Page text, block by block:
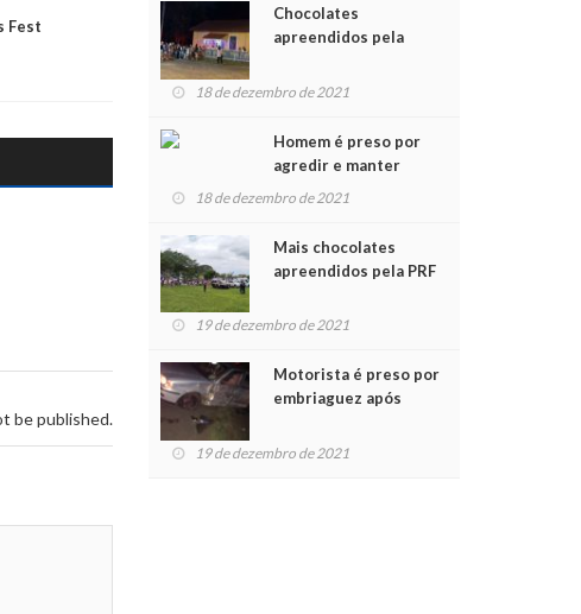
Fest
be published.
Chocolates
apreendidos pela
para crianças na
18 de dezembro de 2021
Homem é preso por
agredir e manter
mulher em cárcere
18 de dezembro de 2021
Mais chocolates
apreendidos pela PRF
crianças no Natal
19 de dezembro de 2021
Motorista é preso por
embriaguez após
feridos
19 de dezembro de 2021